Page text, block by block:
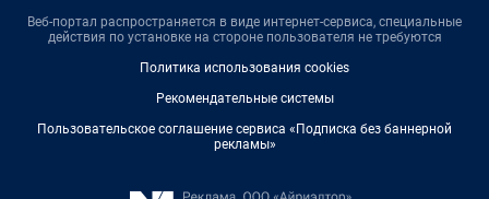
Веб-портал распространяется в виде интернет-сервиса, специальные
действия по установке на стороне пользователя не требуются
Политика использования cookies
Рекомендательные системы
Пользовательское соглашение сервиса «Подписка без баннерной
рекламы»